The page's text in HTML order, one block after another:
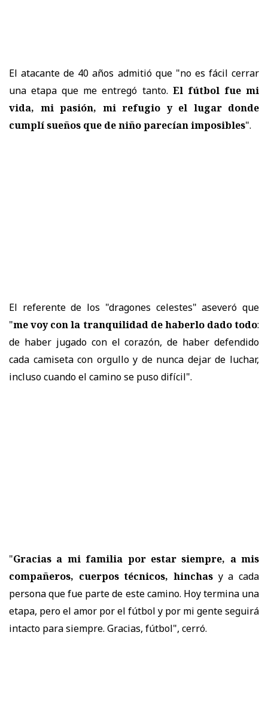
El atacante de 40 años admitió que "no es fácil cerrar
una etapa que me entregó tanto. El fútbol fue mi
vida, mi pasión, mi refugio y el lugar donde
cumplí sueños que de niño parecían imposibles".
El referente de los "dragones celestes" aseveró que
"me voy con la tranquilidad de haberlo dado todo:
de haber jugado con el corazón, de haber defendido
cada camiseta con orgullo y de nunca dejar de luchar,
incluso cuando el camino se puso difícil".
"Gracias a mi familia por estar siempre, a mis
compañeros, cuerpos técnicos, hinchas y a cada
persona que fue parte de este camino. Hoy termina una
etapa, pero el amor por el fútbol y por mi gente seguirá
intacto para siempre. Gracias, fútbol", cerró.